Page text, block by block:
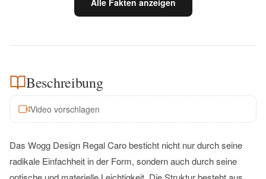
Alle Fakten anzeigen
Beschreibung
Video vorschlagen
Das Wogg Design Regal Caro besticht nicht nur durch seine
radikale Einfachheit in der Form, sondern auch durch seine